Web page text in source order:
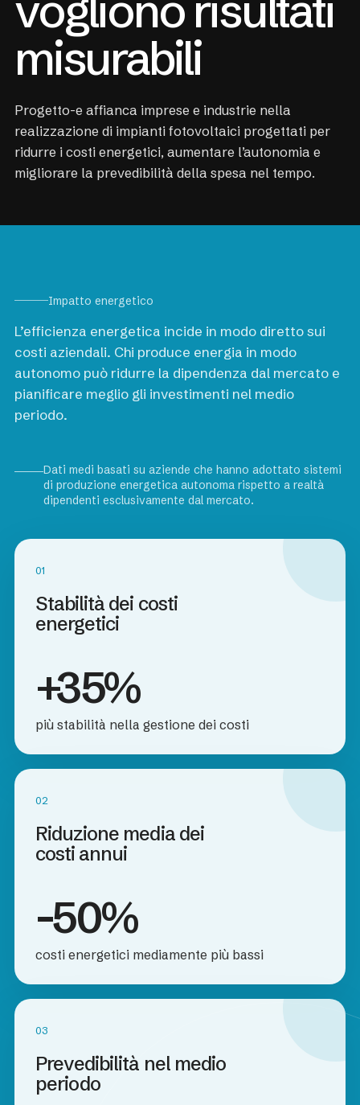
misurabili
Progetto-e affianca imprese e industrie nella
realizzazione di impianti fotovoltaici progettati per
ridurre i costi energetici, aumentare l’autonomia e
migliorare la prevedibilità della spesa nel tempo.
Impatto energetico
L’efficienza energetica incide in modo diretto sui
costi aziendali. Chi produce energia in modo
autonomo può ridurre la dipendenza dal mercato e
pianificare meglio gli investimenti nel medio
periodo.
Dati medi basati su aziende che hanno adottato sistemi
di produzione energetica autonoma rispetto a realtà
dipendenti esclusivamente dal mercato.
01
Stabilità dei costi
energetici
+35%
più stabilità nella gestione dei costi
02
Riduzione media dei
costi annui
-50%
costi energetici mediamente più bassi
03
Prevedibilità nel medio
periodo